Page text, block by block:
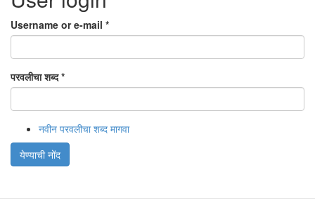
Username or e-mail *
परवलीचा शब्द*
नवीन परवलीचा शब्द मागवा
येण्याची नोंद